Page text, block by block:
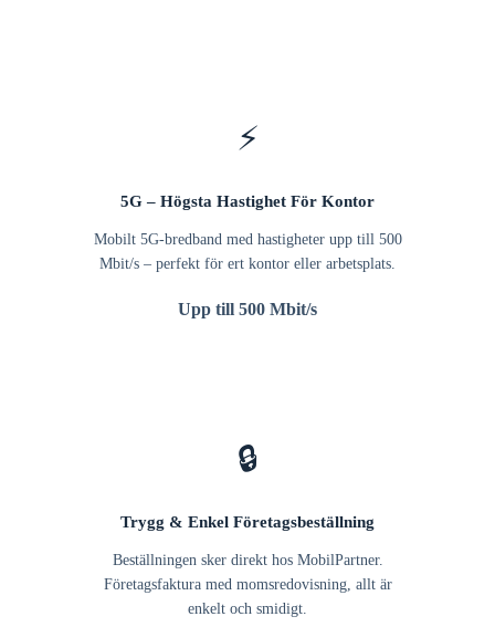
⚡
5G – Högsta Hastighet För Kontor
Mobilt 5G-bredband med hastigheter upp till 500
Mbit/s – perfekt för ert kontor eller arbetsplats.
Upp till 500 Mbit/s
🔒
Trygg & Enkel Företagsbeställning
Beställningen sker direkt hos MobilPartner.
Företagsfaktura med momsredovisning, allt är
enkelt och smidigt.